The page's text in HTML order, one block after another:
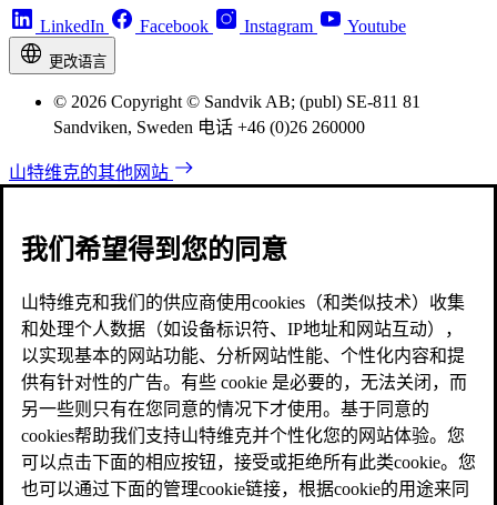
LinkedIn Facebook Instagram Youtube
更改语言
© 2026 Copyright © Sandvik AB; (publ) SE-811 81
Sandviken, Sweden 电话 +46 (0)26 260000
山特维克的其他网站
我们希望得到您的同意
山特维克和我们的供应商使用cookies（和类似技术）收集
和处理个人数据（如设备标识符、IP地址和网站互动），
以实现基本的网站功能、分析网站性能、个性化内容和提
供有针对性的广告。有些 cookie 是必要的，无法关闭，而
另一些则只有在您同意的情况下才使用。基于同意的
cookies帮助我们支持山特维克并个性化您的网站体验。您
可以点击下面的相应按钮，接受或拒绝所有此类cookie。您
也可以通过下面的管理cookie链接，根据cookie的用途来同